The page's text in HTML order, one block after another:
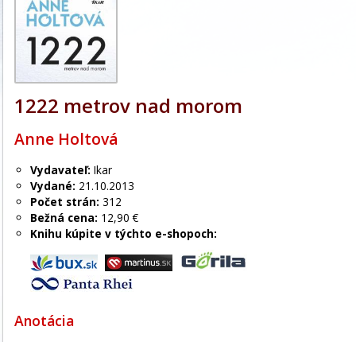
1222 metrov nad morom
Anne Holtová
Vydavateľ: Ikar
Vydané: 21.10.2013
Počet strán: 312
Bežná cena: 12,90 €
Knihu kúpite v týchto e-shopoch:
Anotácia